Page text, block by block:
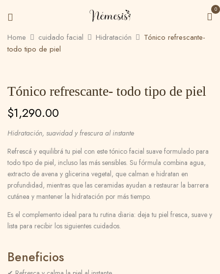
0
Home cuidado facial Hidratación
Tónico refrescante-
todo tipo de piel
Tónico refrescante- todo tipo de piel
$1,290.00
Hidratación, suavidad y frescura al instante
Refrescá y equilibrá tu piel con este tónico facial suave formulado para
todo tipo de piel, incluso las más sensibles. Su fórmula combina agua,
extracto de avena y glicerina vegetal, que calman e hidratan en
profundidad, mientras que las ceramidas ayudan a restaurar la barrera
cutánea y mantener la hidratación por más tiempo.
Es el complemento ideal para tu rutina diaria: deja tu piel fresca, suave y
lista para recibir los siguientes cuidados.
Beneficios